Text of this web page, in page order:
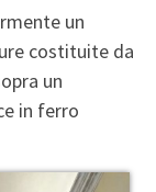
un
costituite da
un
in ferro